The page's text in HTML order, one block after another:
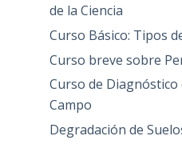
de la Ciencia
Curso Básico: Tipos
Curso breve sobre
Curso de Diagnóstico
Campo
Degradación de